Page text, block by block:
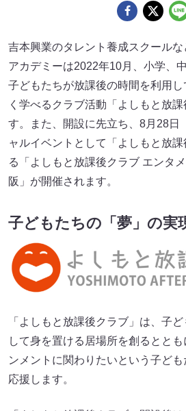
吉本興業のタレント養成スクール
アカデミーは2022年10月、小学、
子どもたちが放課後の時間を利用
く学べるクラブ活動「よしもと放
す。また、開設に先立ち、8月28日
ャルイベントとして「よしもと放
る「よしもと放課後クラブ エンタ
阪」が開催されます。
子どもたちの「夢」の実
「よしもと放課後クラブ」は、子
して身を置ける居場所を創るとと
ンメントに関わりたいという子ど
応援します。